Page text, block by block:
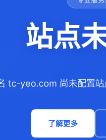
站点
tc-yeo.com 尚未配置站
了解更多